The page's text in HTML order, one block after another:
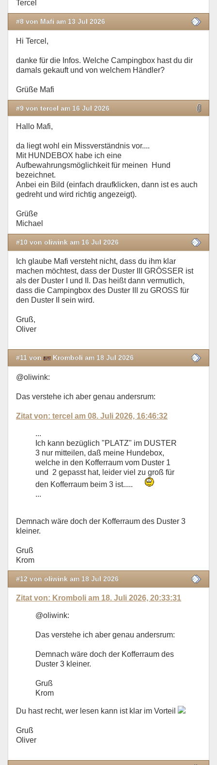
Tercel
#8 von Mafi am 13 Jul 2026
Hi Tercel,
danke für die Infos. Welche Campingbox hast du dir
damals gekauft und von welchem Händler?
Grüße Mafi
#9 von tercel am 16 Jul 2026
Hallo Mafi,
da liegt wohl ein Missverständnis vor....
Mit HUNDEBOX habe ich eine
Aufbewahrungsmöglichkeit für meinen Hund
bezeichnet.
Anbei ein Bild (einfach draufklicken, dann ist es auch
gedreht und wird richtig angezeigt).
Grüße
Michael
#10 von oliwink am 16 Jul 2026
Ich glaube Mafi versteht nicht, dass du ihm klar
machen möchtest, dass der Duster III GRÖSSER ist
als der Duster I und II. Das heißt dann vermutlich,
dass die Campingbox des Duster III zu GROSS für
den Duster II sein wird.
Gruß,
Oliver
#11 von Kromboli am 18 Jul 2026
@oliwink:
Das verstehe ich aber genau andersrum:
Zitat von: tercel am 08. Juli 2026, 16:46:32
...
Ich kann bezüglich "PLATZ" im DUSTER
3 nur mitteilen, daß meine Hundebox,
welche in den Kofferraum vom Duster 1
und 2 gepasst hat, leider viel zu groß für
den Kofferraum beim 3 ist.....
...
Demnach wäre doch der Kofferraum des Duster 3
kleiner.
Gruß
Krom
#12 von oliwink am 18 Jul 2026
Zitat von: Kromboli am 18. Juli 2026, 20:33:31
@oliwink:
Das verstehe ich aber genau andersrum:
Demnach wäre doch der Kofferraum des
Duster 3 kleiner.
Gruß
Krom
Du hast recht, wer lesen kann ist klar im Vorteil
Gruß
Oliver